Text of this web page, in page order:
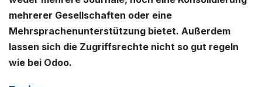
mehrerer Gesellschaften oder eine
Mehrsprachenunterstützung bietet. Außerdem
lassen sich die Zugriffsrechte nicht so gut regeln
wie bei Odoo.